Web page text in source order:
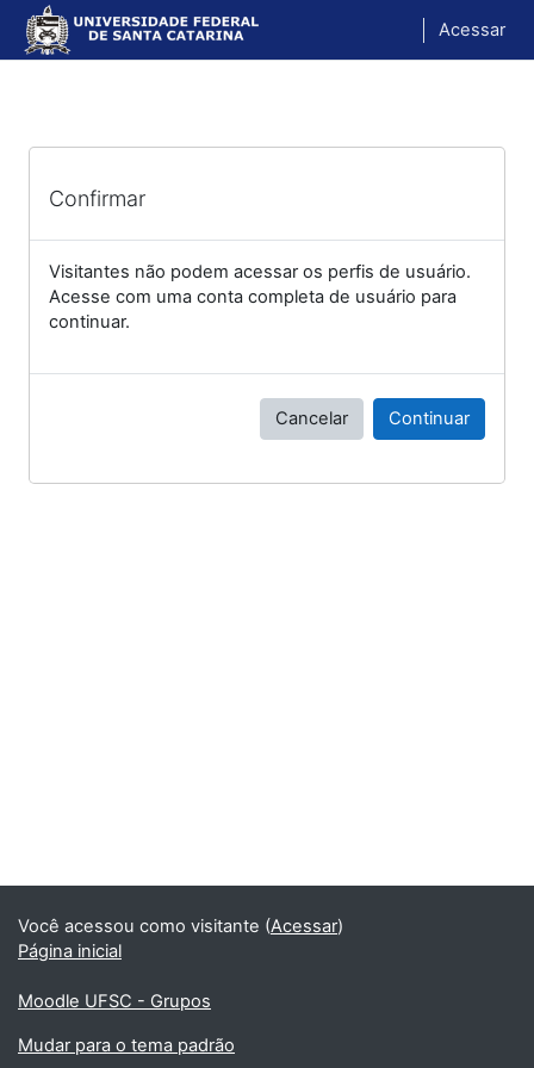
Ir para o conteúdo principal
Acessar
Confirmar
Visitantes não podem acessar os perfis de usuário.
Acesse com uma conta completa de usuário para
continuar.
Cancelar Continuar
Você acessou como visitante (Acessar)
Página inicial
Moodle UFSC - Grupos
Mudar para o tema padrão